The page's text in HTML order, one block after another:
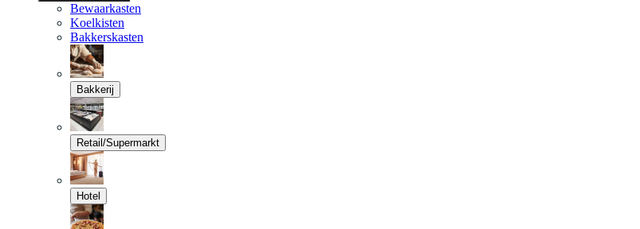
Bewaarkasten
Koelkisten
Bakkerskasten
Bakkerij
Retail/Supermarkt
Hotel